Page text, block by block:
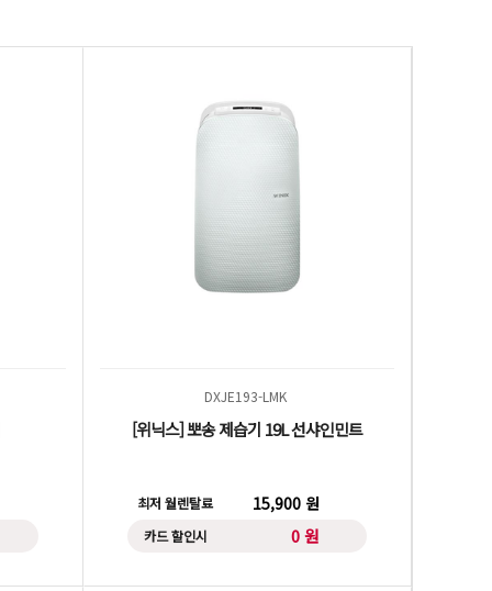
DXJE193-LMK
[위닉스] 뽀송 제습기 19L 선샤인민트
최저 월렌탈료 15,900 원
카드 할인시 0 원